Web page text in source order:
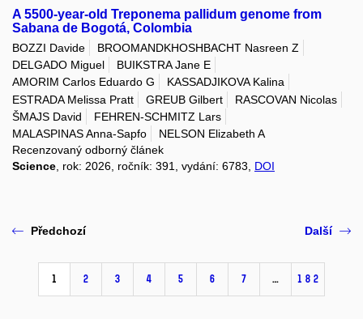
A 5500-year-old Treponema pallidum genome from
Sabana de Bogotá, Colombia
BOZZI Davide
BROOMANDKHOSHBACHT Nasreen Z
DELGADO Miguel
BUIKSTRA Jane E
AMORIM Carlos Eduardo G
KASSADJIKOVA Kalina
ESTRADA Melissa Pratt
GREUB Gilbert
RASCOVAN Nicolas
ŠMAJS David
FEHREN-SCHMITZ Lars
MALASPINAS Anna-Sapfo
NELSON Elizabeth A
Recenzovaný odborný článek
Science, rok: 2026, ročník: 391, vydání: 6783, DOI
Předchozí
1 2 3 4 5 6 7 … 182
Další